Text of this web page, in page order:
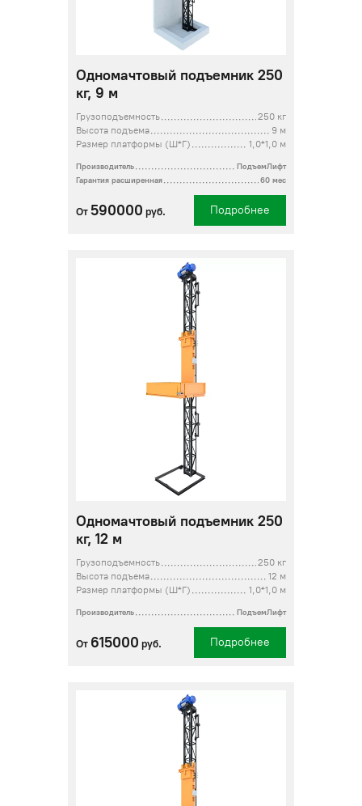
Одномачтовый подъемник 250
кг, 9 м
Грузоподъемность
250 кг
Высота подъема
9 м
Размер платформы (Ш*Г)
1,0*1,0 м
Производитель
ПодъемЛифт
Гарантия расширенная
60 мес
От 590000 руб. Подробнее
Одномачтовый подъемник 250
кг, 12 м
Грузоподъемность
250 кг
Высота подъема
12 м
Размер платформы (Ш*Г)
1,0*1,0 м
Производитель ПодъемЛифт
От 615000 руб. Подробнее